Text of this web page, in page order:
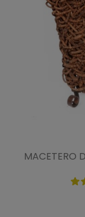
MACETERO